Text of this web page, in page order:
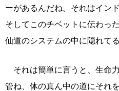
ーがあるんだね。それはイン
そしてこのチベットに伝わっ
仙道のシステムの中に隠れてる
それは簡単に言うと、生命
管ね、体の真ん中の道にそれ